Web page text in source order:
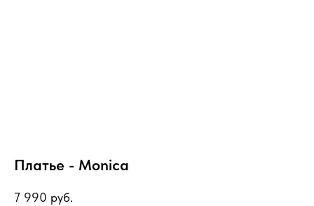
Платье - Monica
7 990 руб.